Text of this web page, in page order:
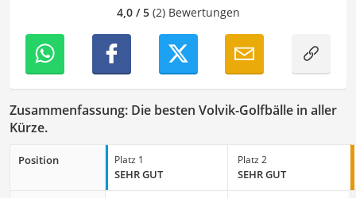
auseinanderzusetzen.
4,0 / 5(2) Bewertungen
Zusammenfassung: Die besten Volvik-Golfbälle in aller
Kürze.
Position Platz 1
SEHR GUT
Platz 2
SEHR GUT